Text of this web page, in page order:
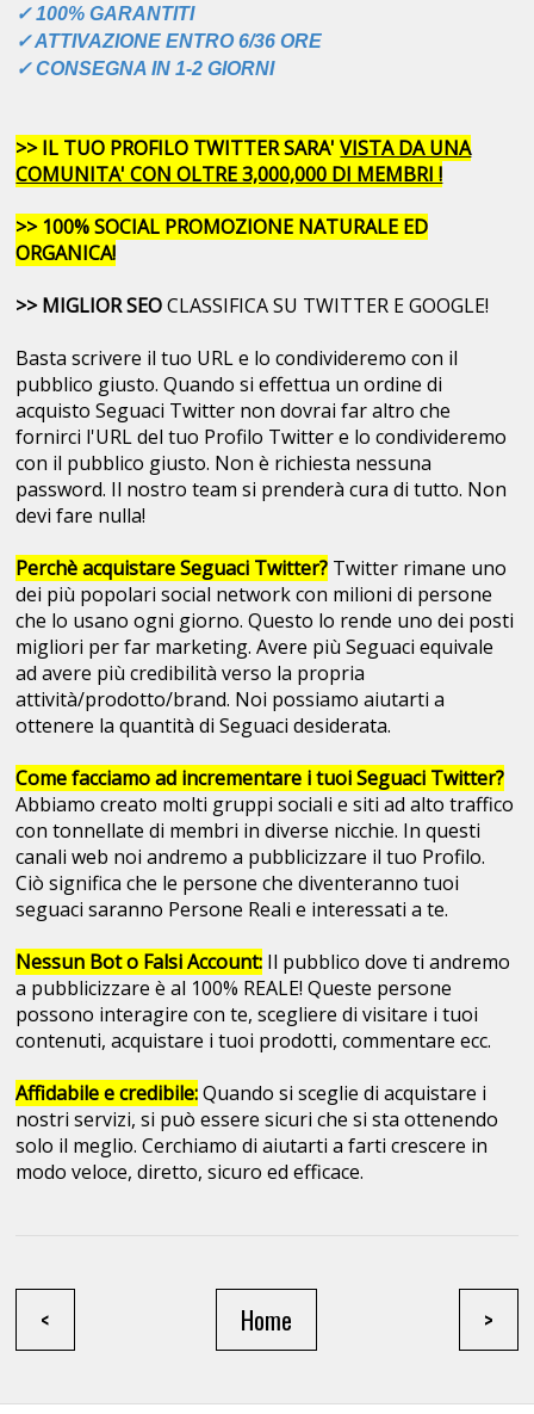
✓ 100% GARANTITI
✓ ATTIVAZIONE ENTRO 6/36 ORE
✓ CONSEGNA IN 1-2 GIORNI
>> IL TUO PROFILO TWITTER SARA'VISTA DA UNA
COMUNITA' CON OLTRE 3,000,000 DI MEMBRI !
>> 100% SOCIAL PROMOZIONE NATURALE ED
ORGANICA!
>> MIGLIOR SEOCLASSIFICA SU TWITTER E GOOGLE!
Basta scrivere il tuo URL e lo condivideremo con il
pubblico giusto. Quando si effettua un ordine di
acquisto Seguaci Twitter non dovrai far altro che
fornirci l'URL del tuo Profilo Twitter e lo condivideremo
con il pubblico giusto. Non è richiesta nessuna
password. Il nostro team si prenderà cura di tutto. Non
devi fare nulla!
Perchè acquistare Seguaci Twitter? Twitter rimane uno
dei più popolari social network con milioni di persone
che lo usano ogni giorno. Questo lo rende uno dei posti
migliori per far marketing. Avere più Seguaci equivale
ad avere più credibilità verso la propria
attività/prodotto/brand. Noi possiamo aiutarti a
ottenere la quantità di Seguaci desiderata.
Come facciamo ad incrementare i tuoi Seguaci Twitter?
Abbiamo creato molti gruppi sociali e siti ad alto traffico
con tonnellate di membri in diverse nicchie. In questi
canali web noi andremo a pubblicizzare il tuo Profilo.
Ciò significa che le persone che diventeranno tuoi
seguaci saranno Persone Reali e interessati a te.
Nessun Bot o Falsi Account: Il pubblico dove ti andremo
a pubblicizzare è al 100% REALE! Queste persone
possono interagire con te, scegliere di visitare i tuoi
contenuti, acquistare i tuoi prodotti, commentare ecc.
Affidabile e credibile:Quando si sceglie di acquistare i
nostri servizi, si può essere sicuri che si sta ottenendo
solo il meglio. Cerchiamo di aiutarti a farti crescere in
modo veloce, diretto, sicuro ed efficace.
< >
Home